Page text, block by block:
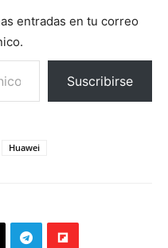
entradas en tu correo
Suscribirse
Huawei